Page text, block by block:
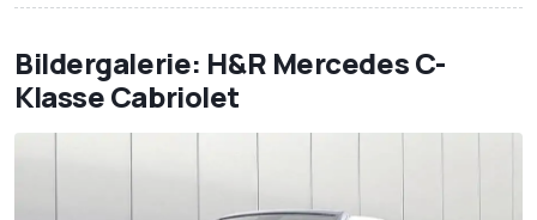
Bildergalerie: H&R Mercedes C-
Klasse Cabriolet